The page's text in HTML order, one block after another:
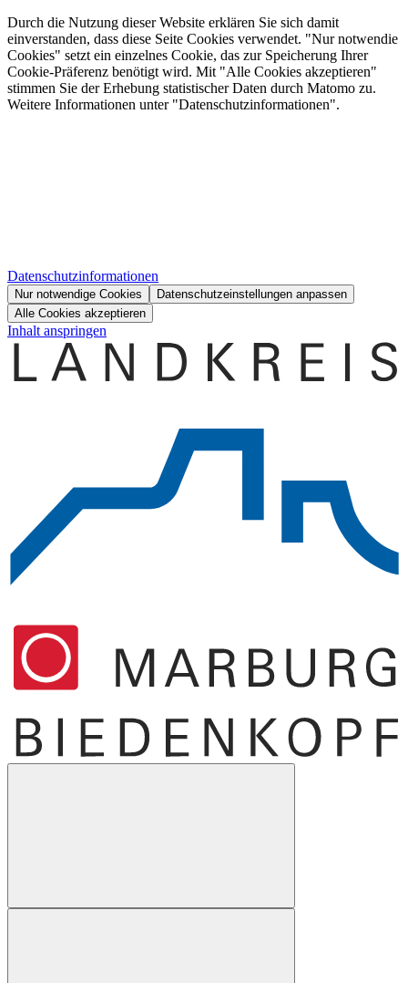
Durch die Nutzung dieser Website erklären Sie sich damit
einverstanden, dass diese Seite Cookies verwendet. "Nur notwendie
Cookies" setzt ein einzelnes Cookie, das zur Speicherung Ihrer
Cookie-Präferenz benötigt wird. Mit "Alle Cookies akzeptieren"
stimmen Sie der Erhebung statistischer Daten durch Matomo zu.
Weitere Informationen unter "Datenschutzinformationen".
Datenschutzinformationen
Nur notwendige Cookies
Datenschutzeinstellungen anpassen
Alle Cookies akzeptieren
Inhalt anspringen